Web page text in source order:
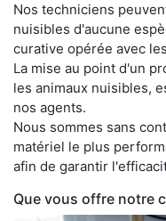
Nos techniciens
nuisibles d'aucune
curative opérée avec
La mise au point d'un
les animaux nuisibles,
nos agents.
Nous sommes sans
matériel le plus
afin de garantir
Que vous offre notre